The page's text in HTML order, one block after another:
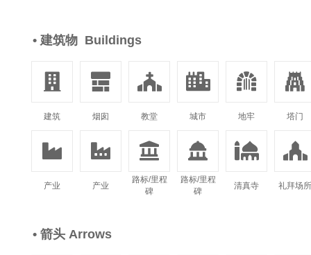
建筑 烟囱 教堂 城市 地牢 塔门
产业 产业
路标/里程
碑
清真寺 礼拜场所
路标/里程
碑
• 箭头 Arrows
• 建筑物 Buildings
     
     